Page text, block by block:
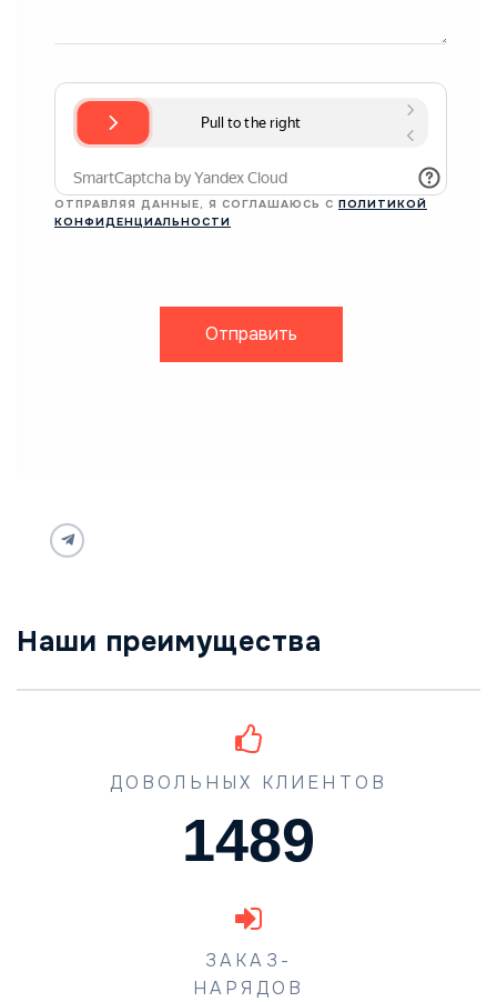
ОТПРАВЛЯЯ ДАННЫЕ, Я СОГЛАШАЮСЬ С ПОЛИТИКОЙ
КОНФИДЕНЦИАЛЬНОСТИ
Отправить
Наши преимущества
ДОВОЛЬНЫХ КЛИЕНТОВ
1489
ЗАКАЗ-
НАРЯДОВ